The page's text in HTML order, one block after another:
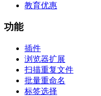
教育优惠
功能
插件
浏览器扩展
扫描重复文件
批量重命名
标签选择